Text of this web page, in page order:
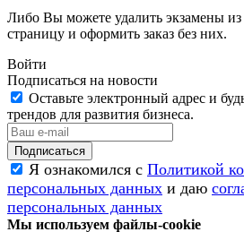
Либо Вы можете удалить экзамены
страницу и оформить заказ без них.
Войти
Подписаться на новости
Оставьте электронный адрес и
трендов для развития бизнеса.
Я ознакомился с Политикой
персональных данных и даю
персональных данных
Мы используем файлы-cookie